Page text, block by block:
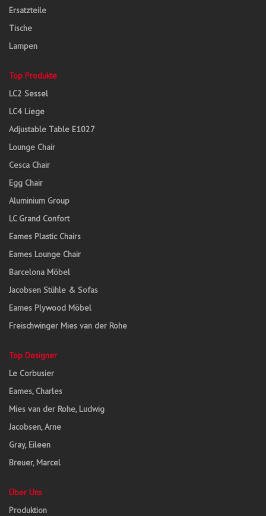
Ersatzteile
Tische
Lampen
Top Produkte
LC2 Sessel
LC4 Liege
Adjustable Table E1027
Lounge Chair
Cesca Chair
Egg Chair
Aluminium Group
LC Grand Confort
Eames Plastic Chairs
Eames Lounge Chair
Barcelona Möbel
Jacobsen Stühle & Sofas
Eames Plywood Möbel
Freischwinger Mies van der Rohe
Top Designer
Le Corbusier
Eames, Charles
Mies van der Rohe, Ludwig
Jacobsen, Arne
Gray, Eileen
Breuer, Marcel
Über Uns
Produktion